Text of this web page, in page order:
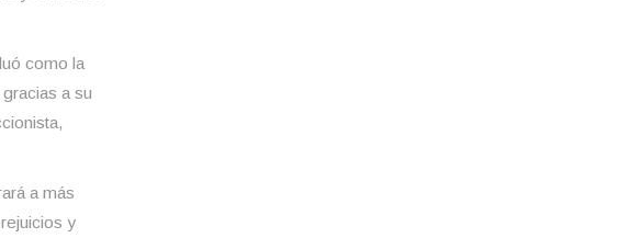
como la
a su
a más
y